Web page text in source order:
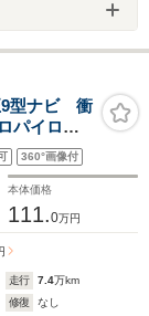
型ナビ 衝
イロッ
電動パ
革巻ハン
360°画像付
本体価格
111.0万円
走行 7.4万km
修復
なし